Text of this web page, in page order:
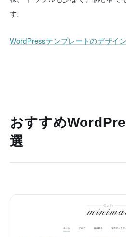
す。
WordPressテンプレートのデザイ
おすすめ
選